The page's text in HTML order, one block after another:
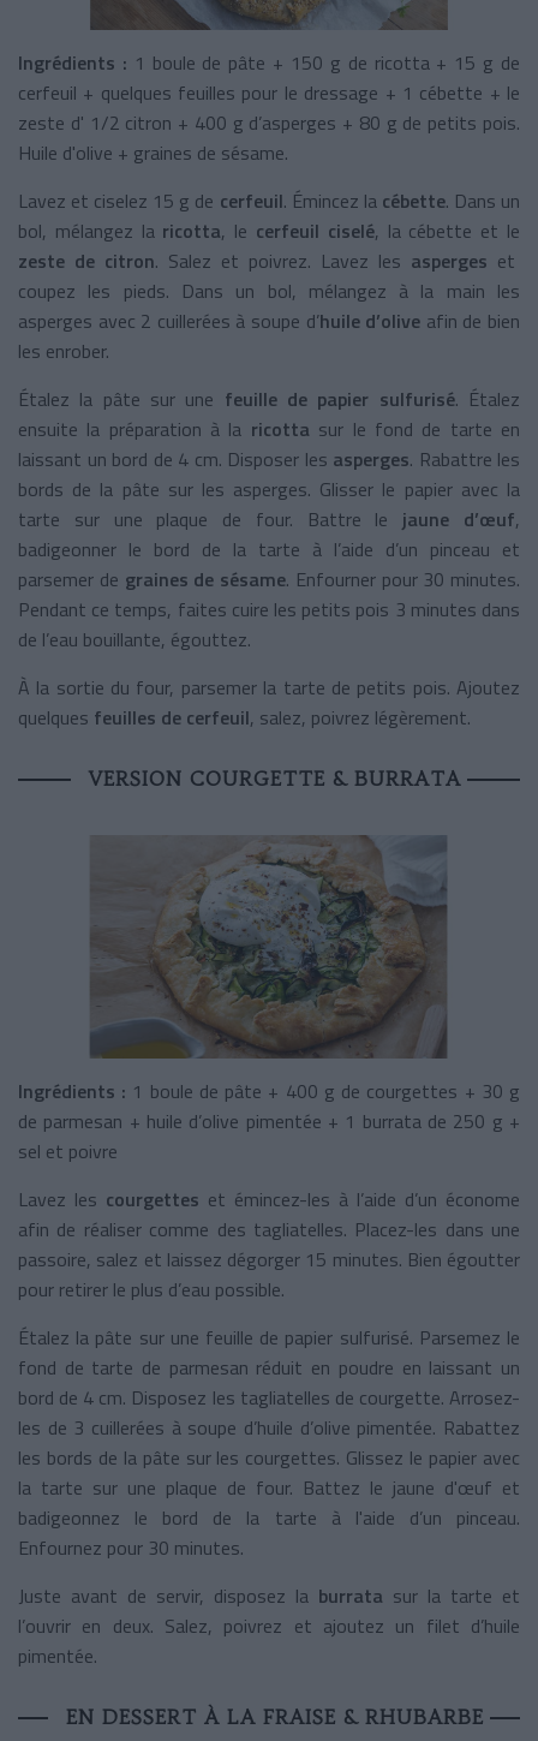
Ingrédients : 1 boule de pâte + 150 g de ricotta + 15 g de
cerfeuil + quelques feuilles pour le dressage + 1 cébette + le
zeste d' 1/2 citron + 400 g d’asperges + 80 g de petits pois.
Huile d'olive + graines de sésame.
Lavez et ciselez 15 g de cerfeuil. Émincez la cébette. Dans un
bol, mélangez la ricotta, le cerfeuil ciselé, la cébette et le
zeste de citron. Salez et poivrez. Lavez les asperges et
coupez les pieds. Dans un bol, mélangez à la main les
asperges avec 2 cuillerées à soupe d’huile d’olive afin de bien
les enrober.
Étalez la pâte sur une feuille de papier sulfurisé. Étalez
ensuite la préparation à la ricotta sur le fond de tarte en
laissant un bord de 4 cm. Disposer les asperges. Rabattre les
bords de la pâte sur les asperges. Glisser le papier avec la
tarte sur une plaque de four. Battre le jaune d’œuf,
badigeonner le bord de la tarte à l’aide d’un pinceau et
parsemer de graines de sésame. Enfourner pour 30 minutes.
Pendant ce temps, faites cuire les petits pois 3 minutes dans
de l’eau bouillante, égouttez.
À la sortie du four, parsemer la tarte de petits pois. Ajoutez
quelques feuilles de cerfeuil, salez, poivrez légèrement.
VERSION COURGETTE & BURRATA
Ingrédients : 1 boule de pâte + 400 g de courgettes + 30 g
de parmesan + huile d’olive pimentée + 1 burrata de 250 g +
sel et poivre
Lavez les courgettes et émincez-les à l’aide d’un économe
afin de réaliser comme des tagliatelles. Placez-les dans une
passoire, salez et laissez dégorger 15 minutes. Bien égoutter
pour retirer le plus d’eau possible.
Étalez la pâte sur une feuille de papier sulfurisé. Parsemez le
fond de tarte de parmesan réduit en poudre en laissant un
bord de 4 cm. Disposez les tagliatelles de courgette. Arrosez-
les de 3 cuillerées à soupe d’huile d’olive pimentée. Rabattez
les bords de la pâte sur les courgettes. Glissez le papier avec
la tarte sur une plaque de four. Battez le jaune d'œuf et
badigeonnez le bord de la tarte à l'aide d’un pinceau.
Enfournez pour 30 minutes.
Juste avant de servir, disposez la burrata sur la tarte et
l’ouvrir en deux. Salez, poivrez et ajoutez un filet d’huile
pimentée.
EN DESSERT À LA FRAISE & RHUBARBE